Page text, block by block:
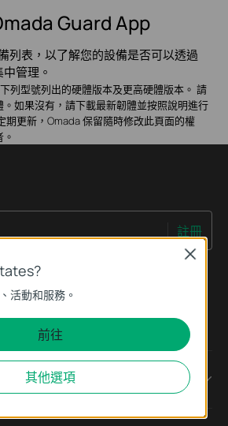
Guard App
列表，以了解您的設備是否可以透過
管理。
列型號列出的硬體版本及更高硬體版本。 請
如果沒有，請下載最新韌體並按照說明進行
期更新，Omada 保留隨時修改此頁面的權
註冊
活動和服務。
前往
其他選項
Close